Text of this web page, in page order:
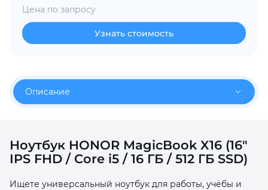
Цена по запросу
Узнать стоимость
Описание
Ноутбук HONOR MagicBook X16 (16"
IPS FHD / Core i5 / 16 ГБ / 512 ГБ SSD)
Ищете универсальный ноутбук для работы, учёбы и
по25%каждые 2 недели
об оплате Плайтом
25
раз в 2
Остались вопросы?
8 800 302-02-51
plait.ru